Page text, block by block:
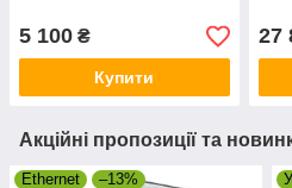
5 100 ₴
Купити
27
Акційні пропозиції та
Ethernet –13%